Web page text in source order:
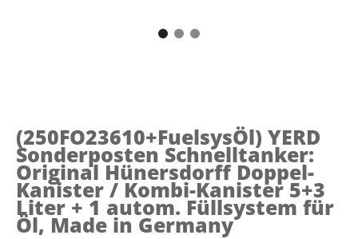
(250FO23610+FuelsysÖl) YERD
Sonderposten Schnelltanker:
Original Hünersdorff Doppel-
Kanister / Kombi-Kanister 5+3
Liter + 1 autom. Füllsystem für
Öl, Made in Germany